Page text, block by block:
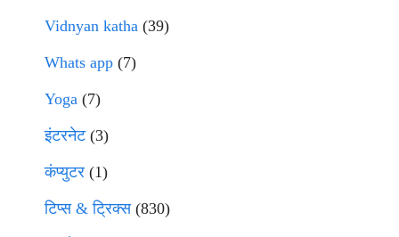
Vidnyan katha (39)
Whats app (7)
Yoga (7)
इंटरनेट(3)
कंप्युटर (1)
टिप्स & ट्रिक्स(830)